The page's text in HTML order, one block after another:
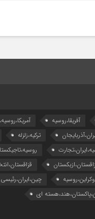
آفریقا،روسیه
ترکیه،زلزله
چین،ایران،رئیسی
ای